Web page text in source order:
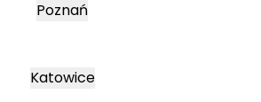
Poznań
Katowice